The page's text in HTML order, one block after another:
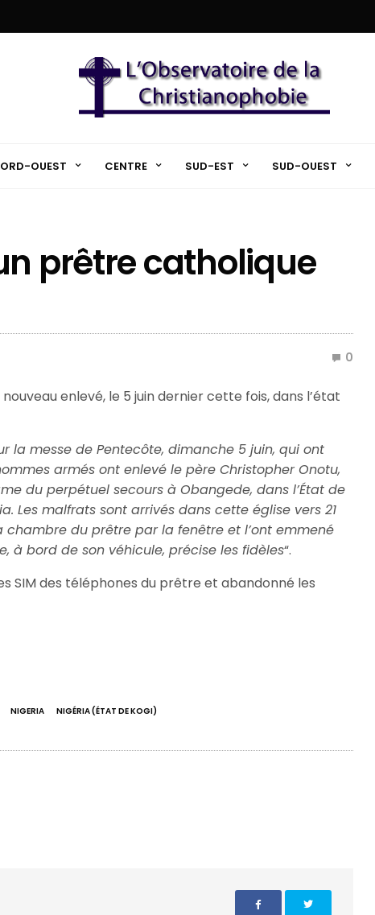
OUEST CENTRE SUD-EST SUD-OUEST
prêtre catholique
0
enlevé, le 5 juin dernier cette fois, dans l’état
la messe de Pentecôte, dimanche 5 juin, qui ont
armés ont enlevé le père Christopher Onotu,
du perpétuel secours à Obangede, dans l’État de
Les malfrats sont arrivés dans cette église vers 21
chambre du prêtre par la fenêtre et l’ont emmené
à bord de son véhicule, précise les fidèles“.
SIM des téléphones du prêtre et abandonné les
NIGERIA NIGÉRIA (ÉTAT DE KOGI)